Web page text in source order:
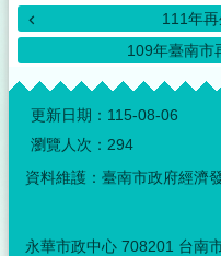
111年
109年臺南市
:::
更新日期： 115-08-06
瀏覽人次： 294
資料維護：臺南市政府經濟
永華市政中心 708201 台南